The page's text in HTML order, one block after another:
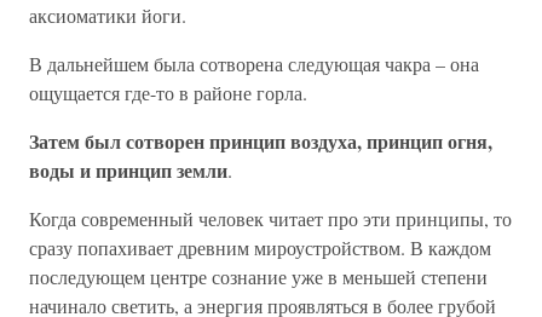
аксиоматики йоги.
В дальнейшем была сотворена следующая чакра – она
ощущается где-то в районе горла.
Затем был сотворен принцип воздуха, принцип огня,
воды и принцип земли.
Когда современный человек читает про эти принципы, то
сразу попахивает древним мироустройством. В каждом
последующем центре сознание уже в меньшей степени
начинало светить, а энергия проявляться в более грубой